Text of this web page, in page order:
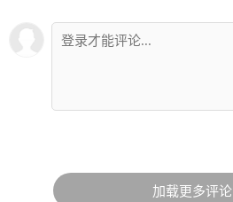
加载更多评论